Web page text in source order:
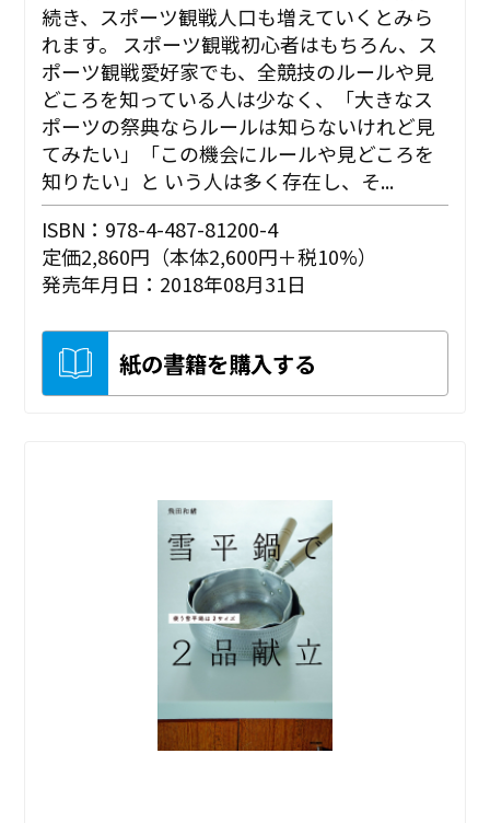
続き、スポーツ観戦人口も増えていくとみら
れます。 スポーツ観戦初心者はもちろん、ス
ポーツ観戦愛好家でも、全競技のルールや見
どころを知っている人は少なく、「大きなス
ポーツの祭典ならルールは知らないけれど見
てみたい」「この機会にルールや見どころを
知りたい」と いう人は多く存在し、そ...
ISBN：978-4-487-81200-4
定価2,860円（本体2,600円＋税10%）
発売年月日：2018年08月31日
紙の書籍を購入する